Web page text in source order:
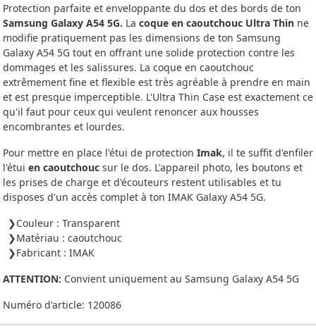
Protection parfaite et enveloppante du dos et des bords de ton
Samsung Galaxy A54 5G. La coque en caoutchouc Ultra Thin ne
modifie pratiquement pas les dimensions de ton Samsung
Galaxy A54 5G tout en offrant une solide protection contre les
dommages et les salissures. La coque en caoutchouc
extrêmement fine et flexible est très agréable à prendre en main
et est presque imperceptible. L'Ultra Thin Case est exactement ce
qu'il faut pour ceux qui veulent renoncer aux housses
encombrantes et lourdes.
Pour mettre en place l'étui de protection Imak, il te suffit d'enfiler
l'étui en caoutchouc sur le dos. L'appareil photo, les boutons et
les prises de charge et d'écouteurs restent utilisables et tu
disposes d'un accès complet à ton IMAK Galaxy A54 5G.
Couleur : Transparent
Matériau : caoutchouc
Fabricant : IMAK
ATTENTION: Convient uniquement au Samsung Galaxy A54 5G
Numéro d'article: 120086